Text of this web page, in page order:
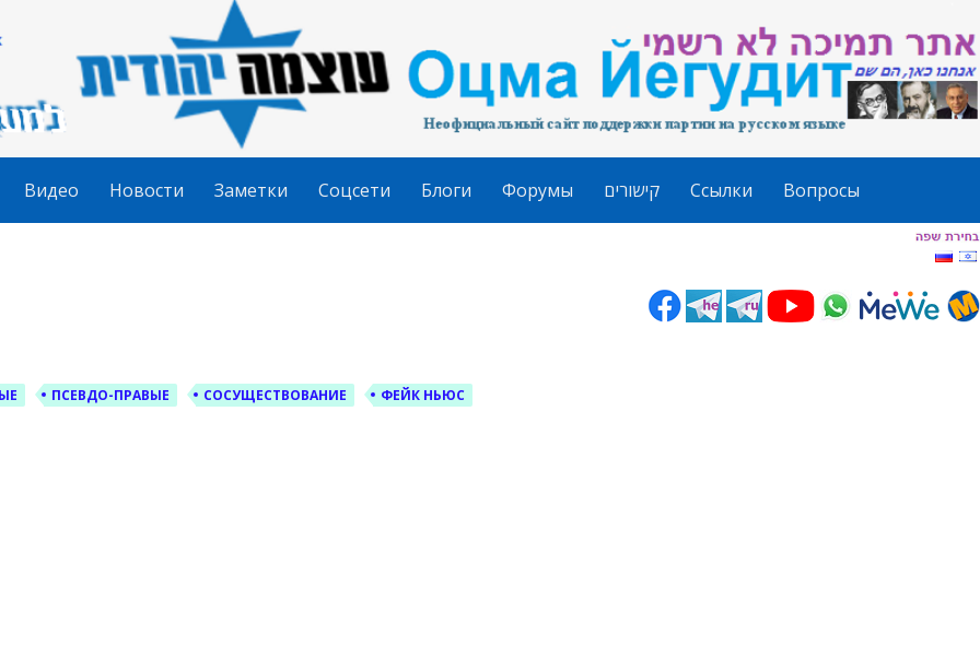
Видео Новости Заметки Соцсети Блоги Форумы קישורים Ссылки Вопросы
ПСЕВДО-ПРАВЫЕ СОСУЩЕСТВОВАНИЕ ФЕЙК НЬЮС